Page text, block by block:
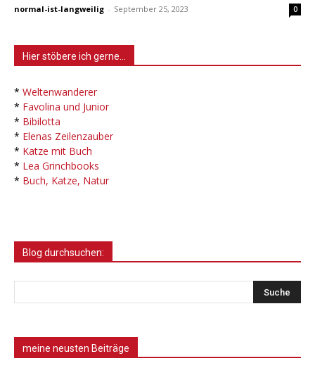
normal-ist-langweilig - September 25, 2023 0
Hier stöbere ich gerne…
* Weltenwanderer
* Favolina und Junior
* Bibilotta
* Elenas Zeilenzauber
* Katze mit Buch
* Lea Grinchbooks
* Buch, Katze, Natur
Blog durchsuchen:
meine neusten Beiträge